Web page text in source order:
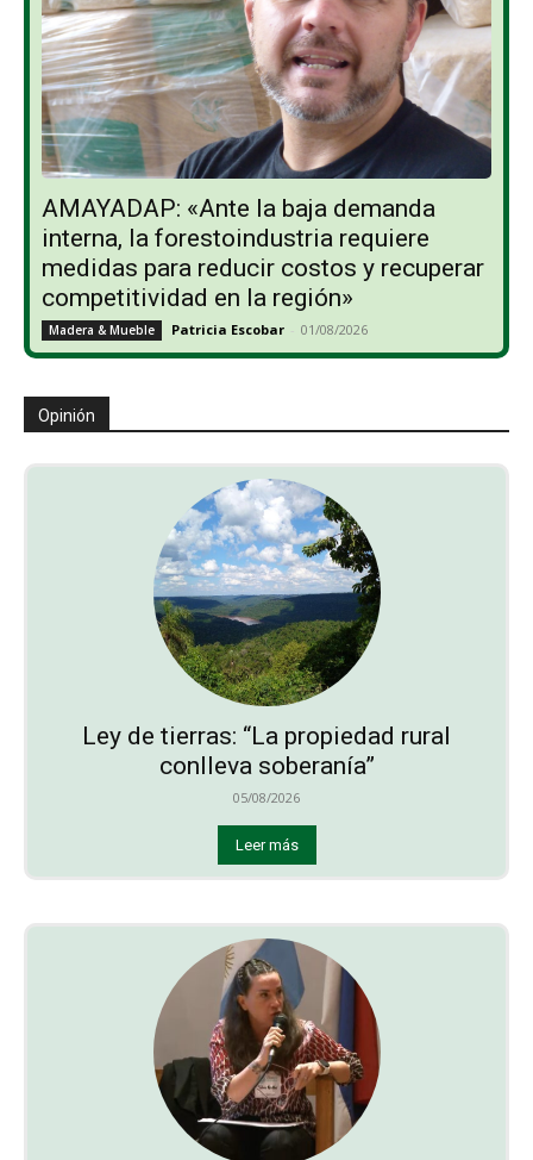
AMAYADAP: «Ante la baja demanda
interna, la forestoindustria requiere
medidas para reducir costos y recuperar
competitividad en la región»
Madera & Mueble Patricia Escobar - 01/08/2026
Opinión
Ley de tierras: “La propiedad rural
conlleva soberanía”
05/08/2026
Leer más